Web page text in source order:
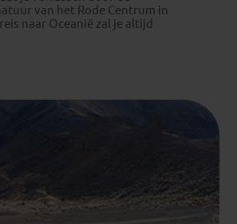
van het Rode Centrum in
naar Oceanië zal je altijd